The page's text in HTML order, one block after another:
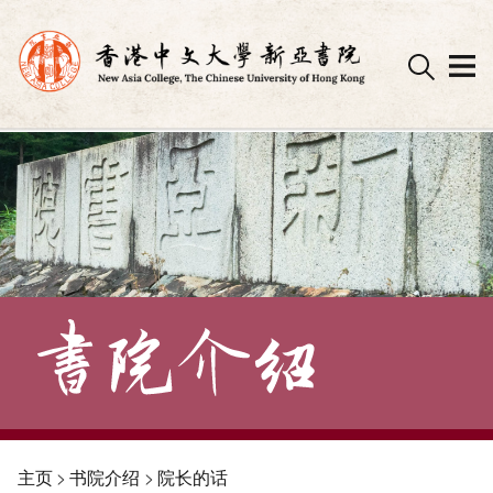
Skip
to
content
主页> 书院介绍 > 院长的话